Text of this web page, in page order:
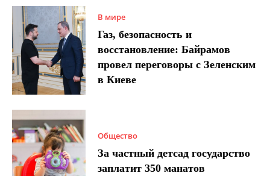
В мире
Газ, безопасность и
восстановление: Байрамов
провел переговоры с Зеленским
в Киеве
Общество
За частный детсад государство
заплатит 350 манатов